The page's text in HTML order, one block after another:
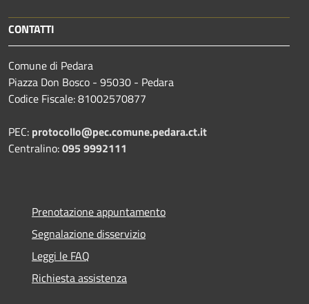
CONTATTI
Comune di Pedara
Piazza Don Bosco - 95030 - Pedara
Codice Fiscale: 81002570877
PEC: protocollo@pec.comune.pedara.ct.it
Centralino:095 9992111
Prenotazione appuntamento
Segnalazione disservizio
Leggi le FAQ
Richiesta assistenza